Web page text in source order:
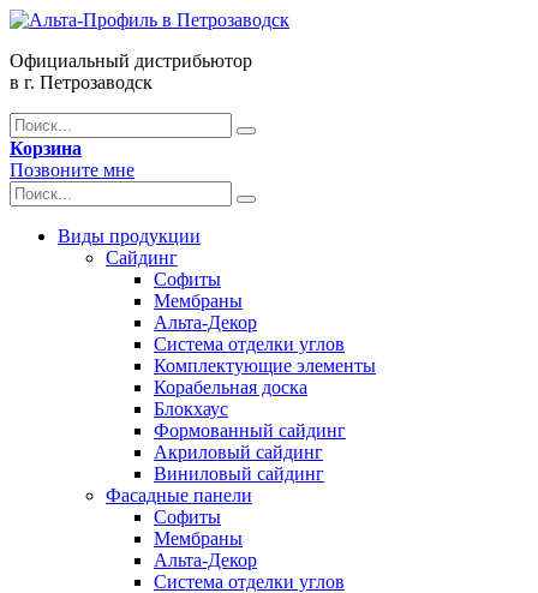
Официальный дистрибьютор
в г. Петрозаводск
Корзина
Позвоните мне
Виды продукции
Сайдинг
Софиты
Мембраны
Альта-Декор
Система отделки углов
Комплектующие элементы
Корабельная доска
Блокхаус
Формованный сайдинг
Акриловый сайдинг
Виниловый сайдинг
Фасадные панели
Софиты
Мембраны
Альта-Декор
Система отделки углов